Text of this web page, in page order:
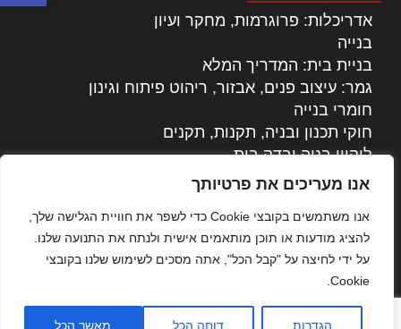
אנו מעריכים את פרטיותך
אנו משתמשים בקובצי Cookie כדי לשפר את חוויית הגלישה שלך,
להציג מודעות או תוכן מותאמים אישית ולנתח את התנועה שלנו.
על ידי לחיצה על "קבל הכל", אתה מסכים לשימוש שלנו בקובצי
Cookie.
הגדרות דוחה הכל מאשר הכל
אדריכלות: פרוגרמות, מחקר ועיון
בנייה
בניית בית: המדריך המלא
גמר: עיצוב פנים, אבזור, ריהוט פיתוח וגינון
חומרי בנייה
חוקי תכנון ובניה, תקנות, תקנים
ליקויי בניה ובדק בית
נדל"ן: זכויות, אגרות ועסקאות
עקרונות ניהול אחזקה מתקדמות
צילום אדריכלי
שיווק נדלן
שיטות בניה: מפרטים והמלצות
תוכן שיווקי